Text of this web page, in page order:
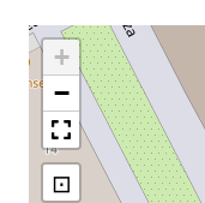
+
−
⊡